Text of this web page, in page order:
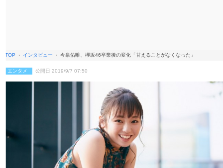
TOP インタビュー 今泉佑唯、欅坂46卒業後の変化「甘えることがなくなった」
エンタメ 公開日 2019/9/7 07:50